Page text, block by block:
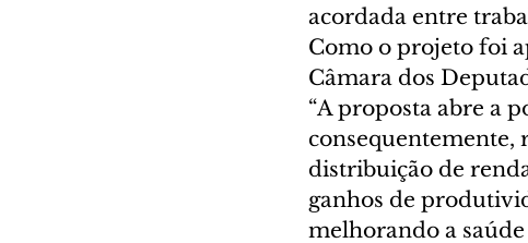
acordada entre
Como o projeto foi
Câmara dos
“A proposta abre a
consequentemente,
distribuição de
ganhos de
melhorando a